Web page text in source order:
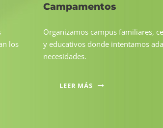
los
Campamentos
Organizamos campus familiares,
y educativos donde intentamos
necesidades.
LEER MÁS